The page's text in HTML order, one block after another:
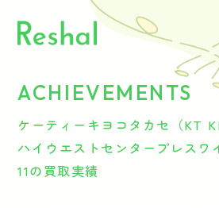
リシャールの特
買取方法のご案内
ACHIEVEMENTS
ケーティーキヨコタカセ（KT
ハイウエストセンタープレス
11の買取実績